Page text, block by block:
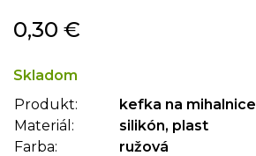
na
galérie
0,30 €
Skladom
Produkt:
kefka na mihalnice
Materiál:
silikón, plast
Farba:
ružová